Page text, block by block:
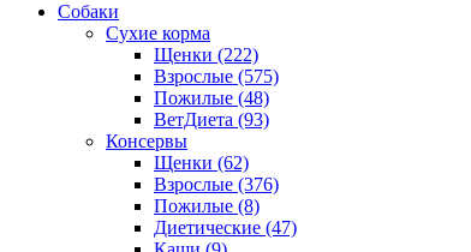
Собаки
Сухие корма
Щенки (222)
Взрослые (575)
Пожилые (48)
ВетДиета (93)
Консервы
Щенки (62)
Взрослые (376)
Пожилые (8)
Диетические (47)